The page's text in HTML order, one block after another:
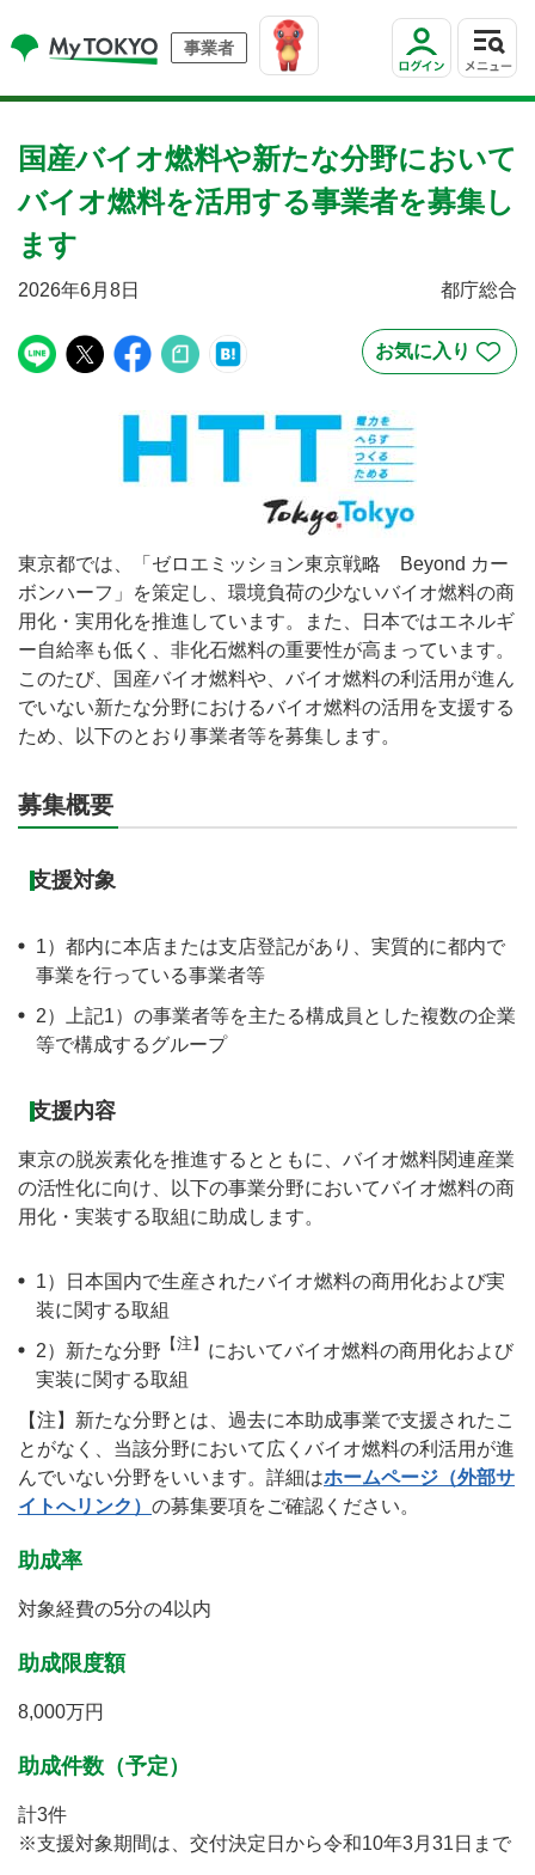
事業者
国産バイオ燃料や新たな分野において
バイオ燃料を活用する事業者を募集し
ます
2026年6月8日 都庁総合
東京都では、「ゼロエミッション東京戦略 Beyond カー
ボンハーフ」を策定し、環境負荷の少ないバイオ燃料の商
用化・実用化を推進しています。また、日本ではエネルギ
ー自給率も低く、非化石燃料の重要性が高まっています。
このたび、国産バイオ燃料や、バイオ燃料の利活用が進ん
でいない新たな分野におけるバイオ燃料の活用を支援する
ため、以下のとおり事業者等を募集します。
募集概要
支援対象
1）都内に本店または支店登記があり、実質的に都内で
事業を行っている事業者等
2）上記1）の事業者等を主たる構成員とした複数の企業
等で構成するグループ
支援内容
東京の脱炭素化を推進するとともに、バイオ燃料関連産業
の活性化に向け、以下の事業分野においてバイオ燃料の商
用化・実装する取組に助成します。
1）日本国内で生産されたバイオ燃料の商用化および実
装に関する取組
2）新たな分野 【注】 においてバイオ燃料の商用化および
実装に関する取組
【注】新たな分野とは、過去に本助成事業で支援されたこ
とがなく、当該分野において広くバイオ燃料の利活用が進
んでいない分野をいいます。詳細はホームページ（外部サ
イトへリンク） の募集要項をご確認ください。
助成率
対象経費の5分の4以内
助成限度額
8,000万円
助成件数（予定）
計3件
※支援対象期間は、交付決定日から令和10年3月31日まで